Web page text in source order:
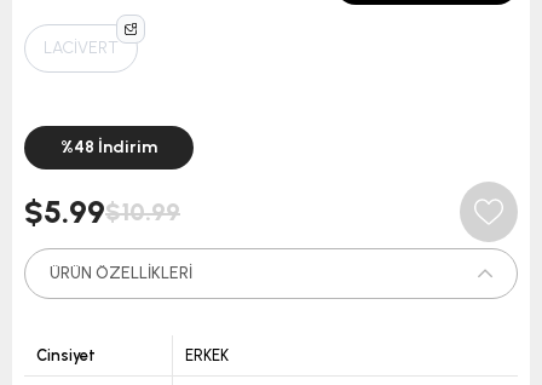
LACİVERT
%48 İndirim
$10.99
$5.99
ÜRÜN ÖZELLIKLERI
Cinsiyet ERKEK